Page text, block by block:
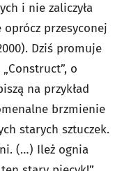
i nie zaliczyła
przesyconej
Dziś promuje
o
na przykład
brzmienie
starych sztuczek.
(…) Ileż ognia